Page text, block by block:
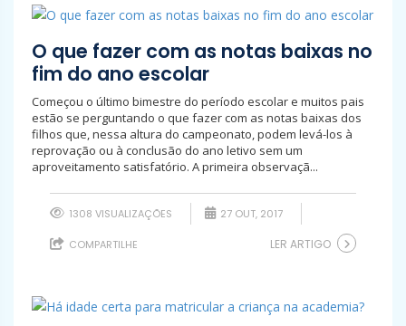
O que fazer com as notas baixas no
fim do ano escolar
Começou o último bimestre do período escolar e muitos pais
estão se perguntando o que fazer com as notas baixas dos
filhos que, nessa altura do campeonato, podem levá-los à
reprovação ou à conclusão do ano letivo sem um
aproveitamento satisfatório. A primeira observaçã...
1308 VISUALIZAÇÕES 27 OUT, 2017
COMPARTILHE LER ARTIGO